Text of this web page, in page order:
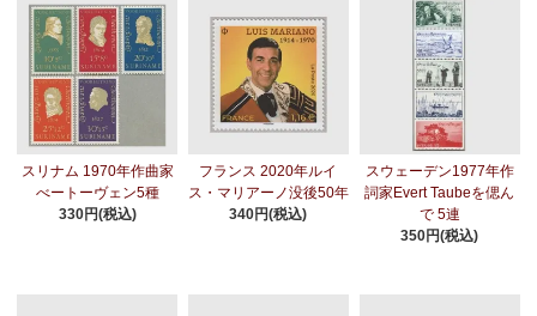
スリナム 1970年作曲家
べートーヴェン5種
330円(税込)
フランス 2020年ルイ
ス・マリアーノ没後50年
340円(税込)
スウェーデン1977年作
詞家Evert Taubeを偲ん
で 5連
350円(税込)